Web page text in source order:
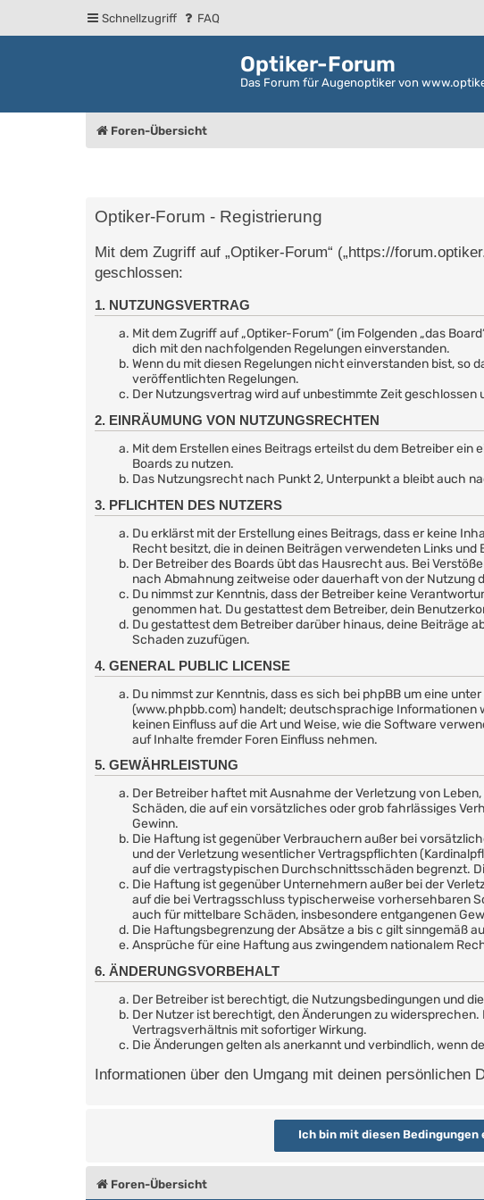
Schnellzugriff FAQ
Optiker-Forum
Das Forum für Augenoptiker von
Foren-Übersicht
Optiker-Forum - Registrierung
Mit dem Zugriff auf „Optiker-Forum“ („https://
geschlossen:
1. NUTZUNGSVERTRAG
Mit dem Zugriff auf „Optiker-Forum“ (im Folgenden „das
dich mit den nachfolgenden Regelungen einverstanden.
Wenn du mit diesen Regelungen nicht einverstanden bist, so
veröffentlichten Regelungen.
Der Nutzungsvertrag wird auf unbestimmte Zeit
2. EINRÄUMUNG VON NUTZUNGSRECHTEN
Mit dem Erstellen eines Beitrags erteilst du dem Betreiber
Boards zu nutzen.
Das Nutzungsrecht nach Punkt 2, Unterpunkt a bleibt auch
3. PFLICHTEN DES NUTZERS
Du erklärst mit der Erstellung eines Beitrags, dass er keine
Recht besitzt, die in deinen Beiträgen verwendeten Links und
Der Betreiber des Boards übt das Hausrecht aus. Bei
nach Abmahnung zeitweise oder dauerhaft von der Nutzung
Du nimmst zur Kenntnis, dass der Betreiber keine
genommen hat. Du gestattest dem Betreiber, dein
Du gestattest dem Betreiber darüber hinaus, deine Beiträge
Schaden zuzufügen.
4. GENERAL PUBLIC LICENSE
Du nimmst zur Kenntnis, dass es sich bei phpBB um eine unter
(www.phpbb.com) handelt; deutschsprachige Informationen
keinen Einfluss auf die Art und Weise, wie die Software
auf Inhalte fremder Foren Einfluss nehmen.
5. GEWÄHRLEISTUNG
Der Betreiber haftet mit Ausnahme der Verletzung von
Schäden, die auf ein vorsätzliches oder grob fahrlässiges
Gewinn.
Die Haftung ist gegenüber Verbrauchern außer bei
und der Verletzung wesentlicher Vertragspflichten
auf die vertragstypischen Durchschnittsschäden begrenzt.
Die Haftung ist gegenüber Unternehmern außer bei der
auf die bei Vertragsschluss typischerweise vorhersehbaren
auch für mittelbare Schäden, insbesondere entgangenen
Die Haftungsbegrenzung der Absätze a bis c gilt sinngemäß
Ansprüche für eine Haftung aus zwingendem nationalem
6. ÄNDERUNGSVORBEHALT
Der Betreiber ist berechtigt, die Nutzungsbedingungen und
Der Nutzer ist berechtigt, den Änderungen zu
Vertragsverhältnis mit sofortiger Wirkung.
Die Änderungen gelten als anerkannt und verbindlich, wenn
Informationen über den Umgang mit deinen persönlichen
Foren-Übersicht